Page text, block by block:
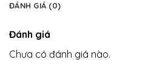
ĐÁNH GIÁ (0)
Đánh giá
Chưa có đánh giá nào.